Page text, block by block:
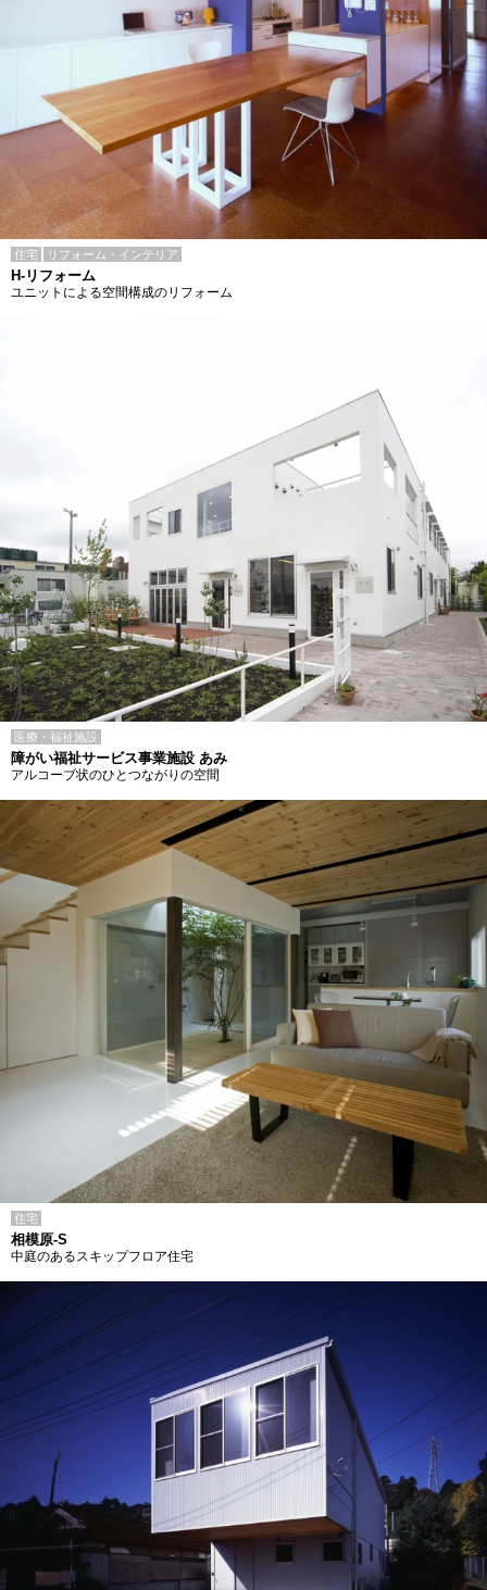
住宅 リフォーム・インテリア
H-リフォーム
ユニットによる空間構成のリフォーム
医療・福祉施設
障がい福祉サービス事業施設 あみ
アルコーブ状のひとつながりの空間
住宅
相模原-S
中庭のあるスキップフロア住宅